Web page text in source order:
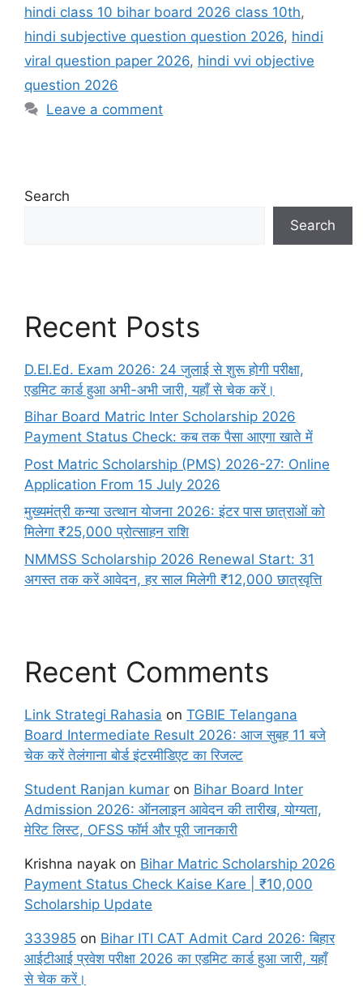
hindi class 10 bihar board 2026 class 10th,
hindi subjective question question 2026, hindi
viral question paper 2026, hindi vvi objective
question 2026
Leave a comment
Search
Search
Recent Posts
D.El.Ed. Exam 2026: 24 जुलाई से शुरू होगी परीक्षा,
एडमिट कार्ड हुआ अभी-अभी जारी, यहाँ से चेक करें।
Bihar Board Matric Inter Scholarship 2026
Payment Status Check: कब तक पैसा आएगा खाते में
Post Matric Scholarship (PMS) 2026-27: Online
Application From 15 July 2026
मुख्यमंत्री कन्या उत्थान योजना 2026: इंटर पास छात्राओं को
मिलेगा ₹25,000 प्रोत्साहन राशि
NMMSS Scholarship 2026 Renewal Start: 31
अगस्त तक करें आवेदन, हर साल मिलेगी ₹12,000 छात्रवृत्ति
Recent Comments
Link Strategi Rahasia on TGBIE Telangana
Board Intermediate Result 2026: आज सुबह 11 बजे
चेक करें तेलंगाना बोर्ड इंटरमीडिएट का रिजल्ट
Student Ranjan kumar on Bihar Board Inter
Admission 2026: ऑनलाइन आवेदन की तारीख, योग्यता,
मेरिट लिस्ट, OFSS फॉर्म और पूरी जानकारी
Krishna nayak on Bihar Matric Scholarship 2026
Payment Status Check Kaise Kare | ₹10,000
Scholarship Update
333985 on Bihar ITI CAT Admit Card 2026: बिहार
आईटीआई प्रवेश परीक्षा 2026 का एडमिट कार्ड हुआ जारी, यहाँ
से चेक करें।